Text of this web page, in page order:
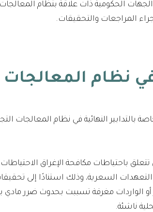
الحكومية ذات علاقة بنظام المعالجات
المراجعات والتحقيقات.
في نظام المعالجات
بالتدابير النهائية في نظام المعالجات
تتعلق باحتياطات مكافحة الإغراق
السعرية، وذلك استنادًا إلى
أو الواردات مغرقة تسببت بحدوث ضرر مادي
ناشئة.